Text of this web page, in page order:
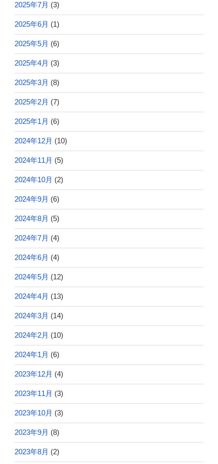
2025年7月 (3)
2025年6月 (1)
2025年5月 (6)
2025年4月 (3)
2025年3月 (8)
2025年2月 (7)
2025年1月 (6)
2024年12月 (10)
2024年11月 (5)
2024年10月 (2)
2024年9月 (6)
2024年8月 (5)
2024年7月 (4)
2024年6月 (4)
2024年5月 (12)
2024年4月 (13)
2024年3月 (14)
2024年2月 (10)
2024年1月 (6)
2023年12月 (4)
2023年11月 (3)
2023年10月 (3)
2023年9月 (8)
2023年8月 (2)